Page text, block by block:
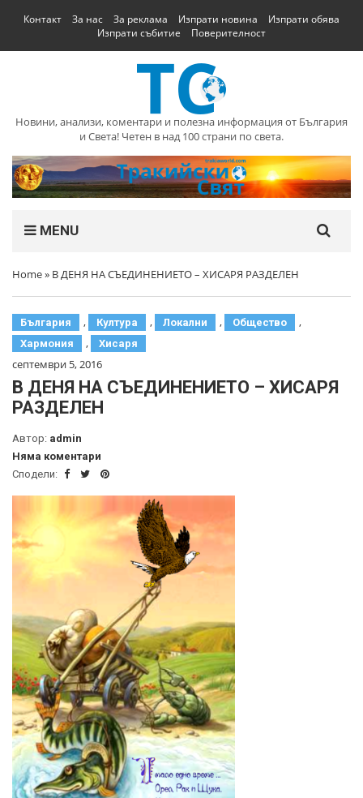
Контакт За нас За реклама Изпрати новина
Изпрати обява
Изпрати събитие
Поверителност
Новини, анализи, коментари и полезна информация от България
и Света! Четен в над 100 страни по света.
MENU
Home» В ДЕНЯ НА СЪЕДИНЕНИЕТО – ХИСАРЯ РАЗДЕЛЕН
България , Култура , Локални , Общество ,
Хармония , Хисаря
септември 5, 2016
В ДЕНЯ НА СЪЕДИНЕНИЕТО – ХИСАРЯ
РАЗДЕЛЕН
Автор: admin
Няма коментари
Сподели: